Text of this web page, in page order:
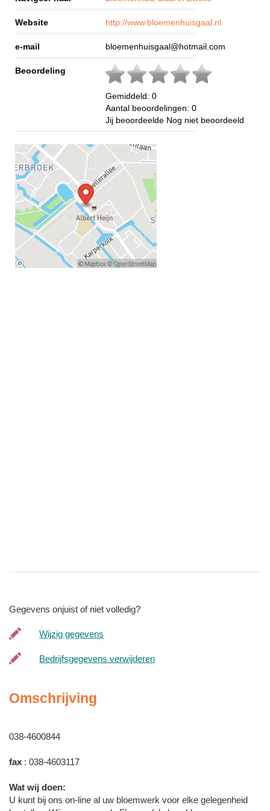
Website http://www.bloemenhuisgaal.nl
e-mail bloemenhuisgaal@hotmail.com
Beoordeling
Gemiddeld: 0
Aantal beoordelingen: 0
Jij beoordeelde Nog niet beoordeeld
Gegevens onjuist of niet volledig?
Wijzig gegevens
Bedrijfsgegevens verwijderen
Omschrijving
038-4600844
fax : 038-4603117
Wat wij doen:
U kunt bij ons on-line al uw bloemwerk voor elke gelegenheid